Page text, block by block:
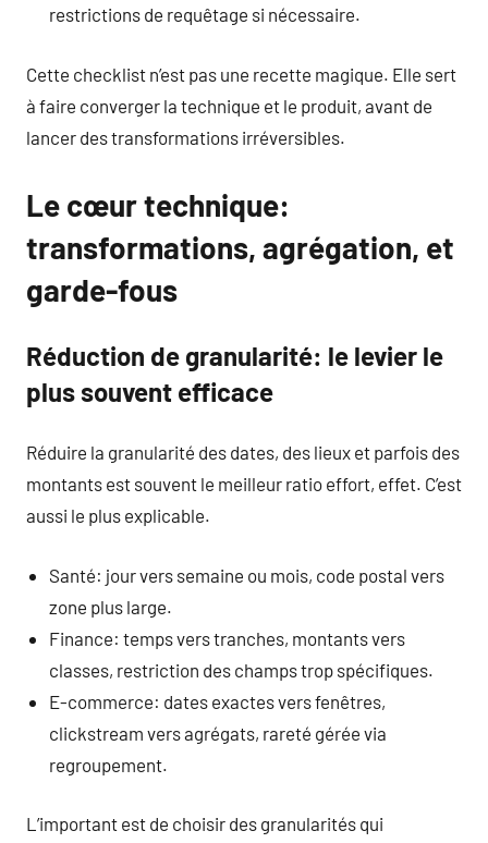
restrictions de requêtage si nécessaire.
Cette checklist n’est pas une recette magique. Elle sert
à faire converger la technique et le produit, avant de
lancer des transformations irréversibles.
Le cœur technique:
transformations, agrégation, et
garde-fous
Réduction de granularité: le levier le
plus souvent efficace
Réduire la granularité des dates, des lieux et parfois des
montants est souvent le meilleur ratio effort, effet. C’est
aussi le plus explicable.
Santé: jour vers semaine ou mois, code postal vers
zone plus large.
Finance: temps vers tranches, montants vers
classes, restriction des champs trop spécifiques.
E-commerce: dates exactes vers fenêtres,
clickstream vers agrégats, rareté gérée via
regroupement.
L’important est de choisir des granularités qui